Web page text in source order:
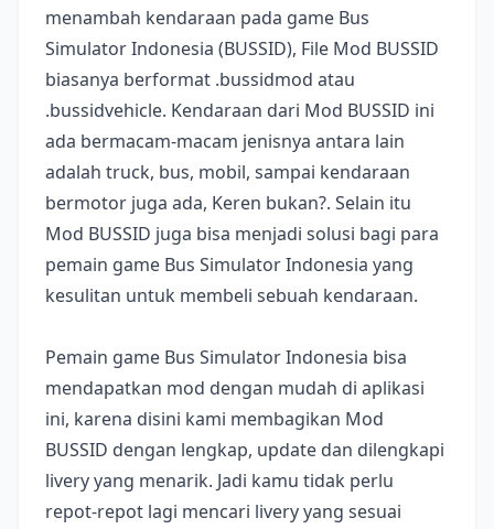
menambah kendaraan pada game Bus
Simulator Indonesia (BUSSID), File Mod BUSSID
biasanya berformat .bussidmod atau
.bussidvehicle. Kendaraan dari Mod BUSSID ini
ada bermacam-macam jenisnya antara lain
adalah truck, bus, mobil, sampai kendaraan
bermotor juga ada, Keren bukan?. Selain itu
Mod BUSSID juga bisa menjadi solusi bagi para
pemain game Bus Simulator Indonesia yang
kesulitan untuk membeli sebuah kendaraan.
Pemain game Bus Simulator Indonesia bisa
mendapatkan mod dengan mudah di aplikasi
ini, karena disini kami membagikan Mod
BUSSID dengan lengkap, update dan dilengkapi
livery yang menarik. Jadi kamu tidak perlu
repot-repot lagi mencari livery yang sesuai